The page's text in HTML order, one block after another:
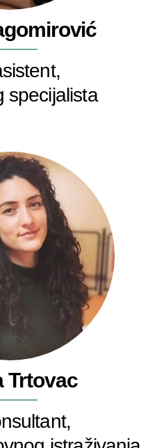
specijalista
Trtovac